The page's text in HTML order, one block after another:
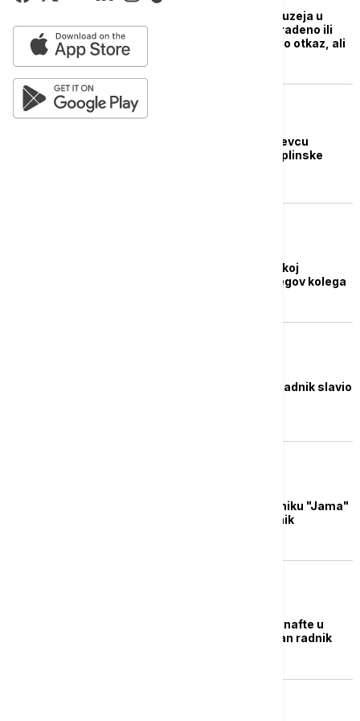
Blago iz Britanskog muzeja u
Londonu "nestalo, ukradeno ili
oštećeno": Čuvar dobio otkaz, ali
Radnik firme u Kragujevcu
povređen u eksploziji plinske
Poginuo radnik u borskoj
topionici, uhapšen njegov kolega
Novi šok u Humskoj, Radnik slavio
Ziđin: U nezgodi u rudniku "Jama"
povređen kineski radnik
Izbio požar u rafineriji nafte u
Meksiku, poginuo jedan radnik